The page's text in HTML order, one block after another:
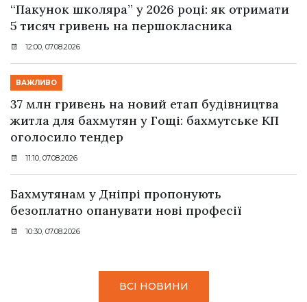
“Пакунок школяра” у 2026 році: як отримати
5 тисяч гривень на першокласника
12:00, 07.08.2026
ВАЖЛИВО
37 млн гривень на новий етап будівництва
житла для бахмутян у Гощі: бахмутське КП
оголосило тендер
11:10, 07.08.2026
Бахмутянам у Дніпрі пропонують
безоплатно опанувати нові професії
10:30, 07.08.2026
ВСІ НОВИНИ